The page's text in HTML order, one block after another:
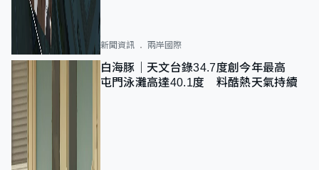
新聞資訊 兩岸國際
白海豚｜天文台錄34.7度創今年最高
屯門泳灘高達40.1度 料酷熱天氣持續